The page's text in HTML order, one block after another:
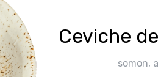
Ceviche
somon,